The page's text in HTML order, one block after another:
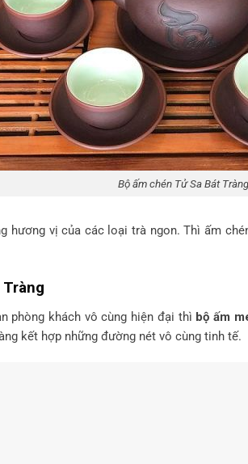
Bộ ấm chén Tử Sa Bát Tràng
hương vị của các loại trà ngon. Thì ấm
phòng khách vô cùng hiện đại thì bộ ấm
kết hợp những đường nét vô cùng tinh tế.